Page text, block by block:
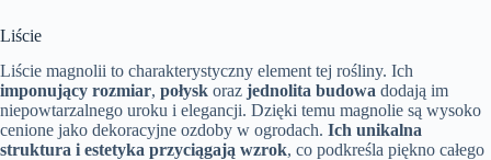
Liście
Liście magnolii to charakterystyczny element tej rośliny. Ich
imponujący rozmiar, połysk oraz jednolita budowa dodają im
niepowtarzalnego uroku i elegancji. Dzięki temu magnolie są wysoko
cenione jako dekoracyjne ozdoby w ogrodach. Ich unikalna
struktura i estetyka przyciągają wzrok, co podkreśla piękno całego